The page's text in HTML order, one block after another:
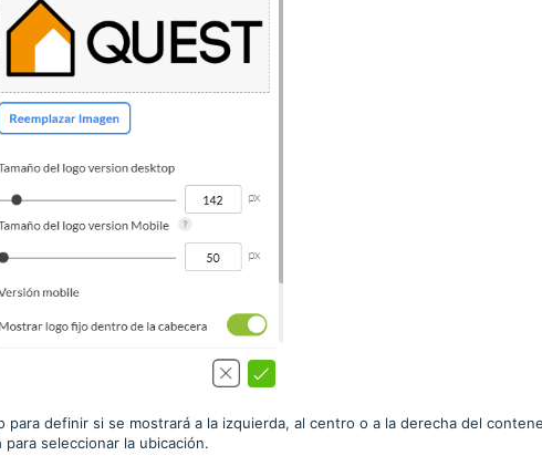
para definir si se mostrará a la izquierda, al centro o a la derecha del
para seleccionar la ubicación.